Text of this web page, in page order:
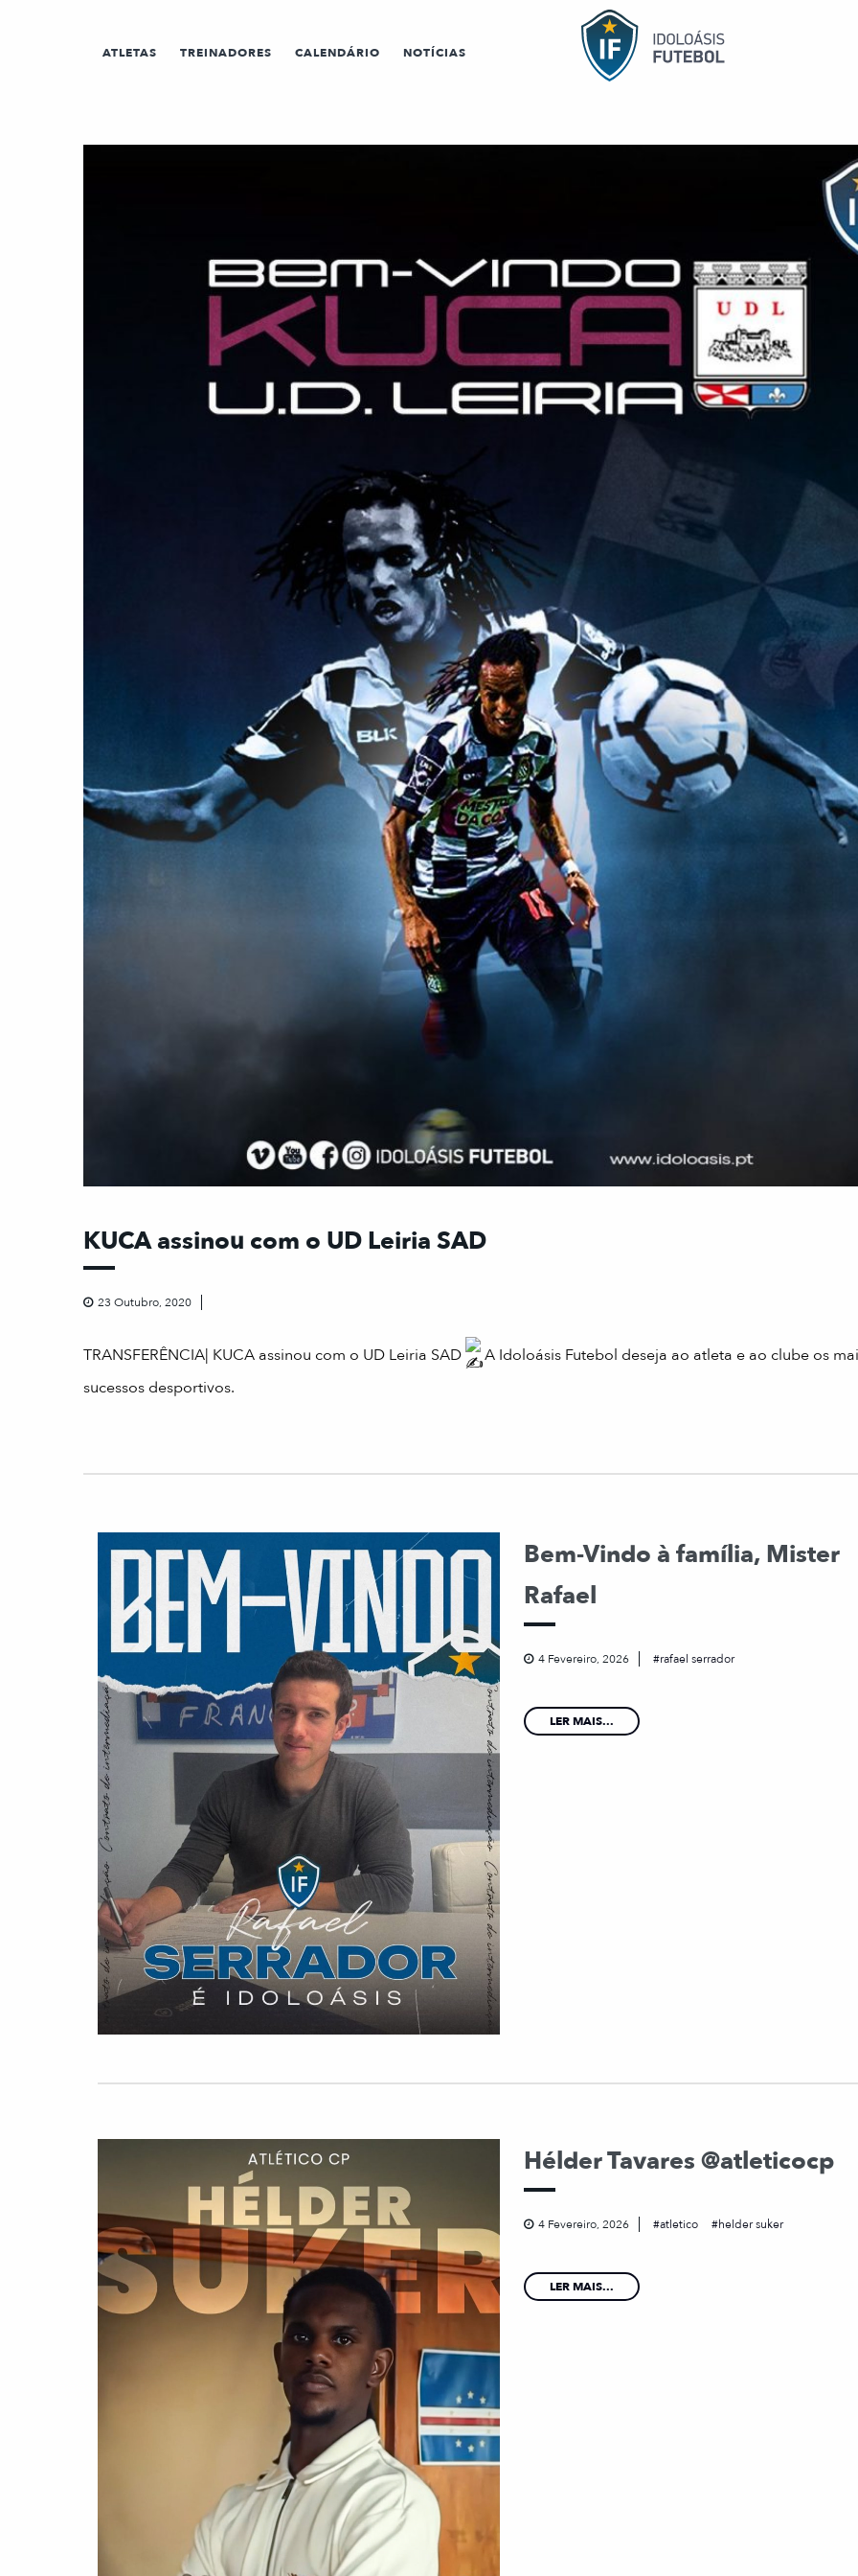
ATLETAS TREINADORES CALENDÁRIO NOTÍCIAS
KUCA assinou com o UD Leiria SAD
23 Outubro, 2020
TRANSFERÊNCIA| KUCA assinou com o UD Leiria SAD
A Idoloásis Futebol deseja ao atleta e ao clube os
sucessos desportivos.
Bem-Vindo à família, Mister
Rafael
4 Fevereiro, 2026 rafael serrador
LER MAIS...
Hélder Tavares @atleticocp
4 Fevereiro, 2026 atletico helder suker
LER MAIS...